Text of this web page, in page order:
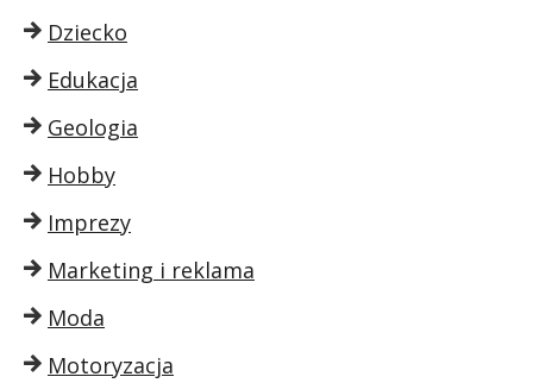
Dziecko
Edukacja
Geologia
Hobby
Imprezy
Marketing i reklama
Moda
Motoryzacja